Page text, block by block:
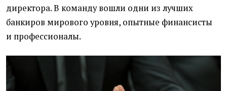
директора. В команду вошли одни из лучших
банкиров мирового уровня, опытные финансисты
и профессионалы.